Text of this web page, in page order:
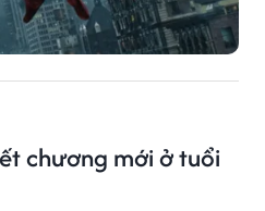
chương mới ở tuổi